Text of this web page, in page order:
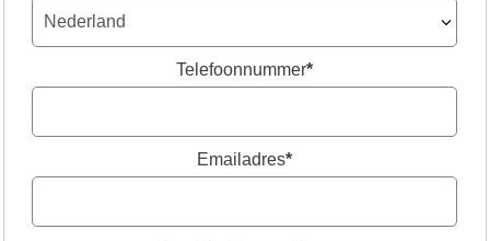
Telefoonnummer*
Emailadres*